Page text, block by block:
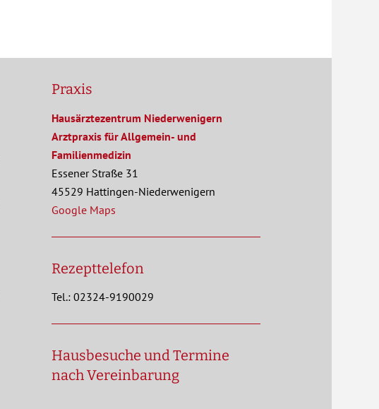
Praxis
Hausärztezentrum Niederwenigern
Arztpraxis für Allgemein- und
Familienmedizin
Essener Straße 31
45529 Hattingen-Niederwenigern
Google Maps
Rezepttelefon
Tel.: 02324-9190029
Hausbesuche und Termine
nach Vereinbarung